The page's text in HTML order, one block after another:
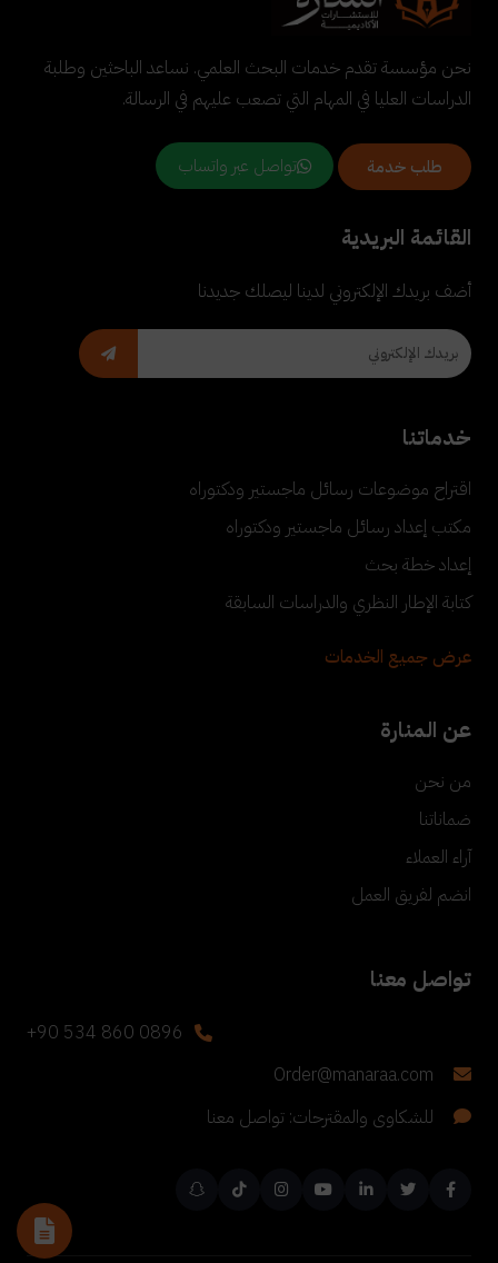
نحن مؤسسة تقدم خدمات البحث العلمي. نساعد الباحثين وطلبة
الدراسات العليا في المهام التي تصعب عليهم في الرسالة.
طلب خدمة تواصل عبر واتساب
القائمة البريدية
أضف بريدك الإلكتروني لدينا ليصلك جديدنا
خدماتنا
اقتراح موضوعات رسائل ماجستير ودكتوراه
مكتب إعداد رسائل ماجستير ودكتوراه
إعداد خطة بحث
كتابة الإطار النظري والدراسات السابقة
عرض جميع الخدمات
عن المنارة
من نحن
ضماناتنا
آراء العملاء
انضم لفريق العمل
تواصل معنا
+90 534 860 0896
Order@manaraa.com
للشكاوى والمقترحات: تواصل معنا